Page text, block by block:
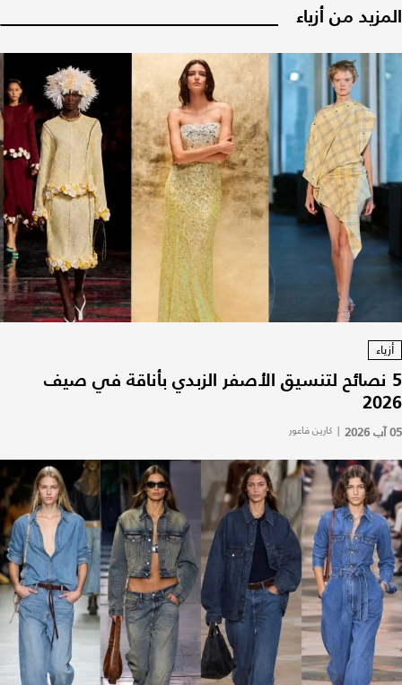
المزيد من أزياء
أزياء
5 نصائح لتنسيق الأصفر الزبدي بأناقة في صيف
2026
05 آب 2026 | كارين فاعور